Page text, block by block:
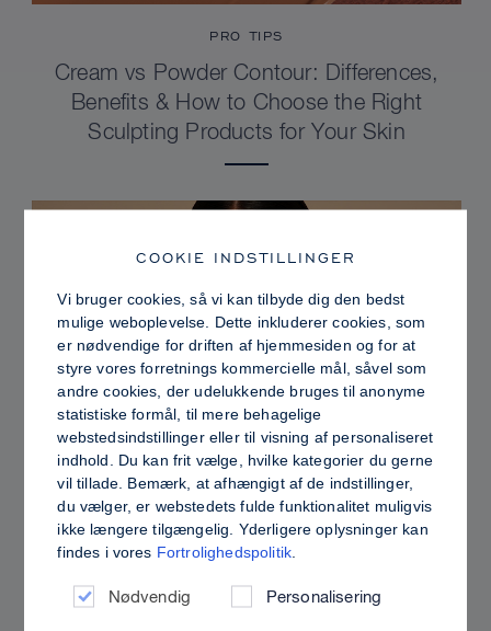
PRO TIPS
Cream vs Powder Contour: Differences,
Benefits & How to Choose the Right
Sculpting Products for Your Skin
PRO TIPS
Dewy vs. Oily Skin: How to Set Sculpt &
Glow for a Radiant, Shine-Controlled Finish
COOKIE INDSTILLINGER
Vi bruger cookies, så vi kan tilbyde dig den bedst
mulige weboplevelse. Dette inkluderer cookies, som
er nødvendige for driften af hjemmesiden og for at
styre vores forretnings kommercielle mål, såvel som
andre cookies, der udelukkende bruges til anonyme
statistiske formål, til mere behagelige
webstedsindstillinger eller til visning af personaliseret
indhold. Du kan frit vælge, hvilke kategorier du gerne
vil tillade. Bemærk, at afhængigt af de indstillinger,
du vælger, er webstedets fulde funktionalitet muligvis
ikke længere tilgængelig. Yderligere oplysninger kan
findes i vores Fortrolighedspolitik
Nødvendig Personalisering